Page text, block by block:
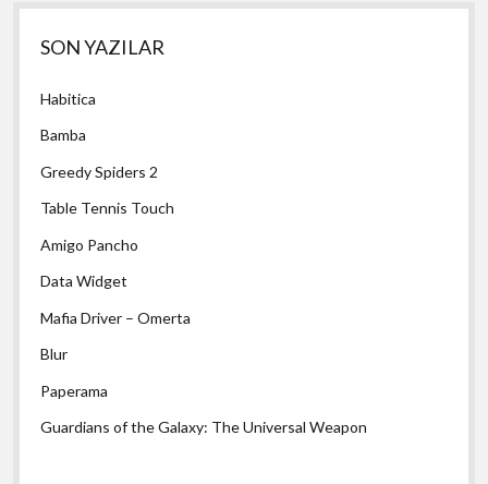
Yan
Menü
SON YAZILAR
Habitica
Bamba
Greedy Spiders 2
Table Tennis Touch
Amigo Pancho
Data Widget
Mafia Driver – Omerta
Blur
Paperama
Guardians of the Galaxy: The Universal Weapon